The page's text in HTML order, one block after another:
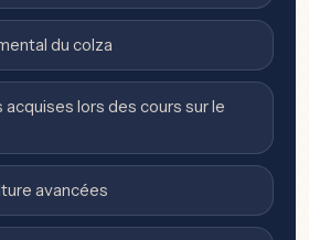
du colza
lors des cours sur le
avancées